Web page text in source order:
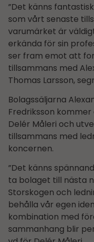
”Det känns
som vårt senaste
varumärket är
erkända för sin
ser fram emot att
tillsammans med
Thomas Larsson,
Bolagssäljarna
Fredriksson
Delér Måleri och
tillsammans med
koncernen.
”Det känns
ta bolaget till nästa
Storskogen och
behålla vår egen
kombination med
sammanhang blir